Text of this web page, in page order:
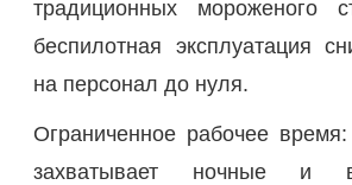
традиционных мороженого
беспилотная эксплуатация
на персонал до нуля.
Ограниченное рабочее
захватывает ночные и